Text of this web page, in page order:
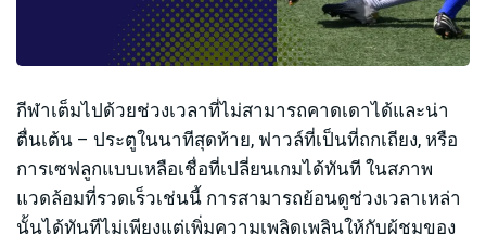
กีฬาเต็มไปด้วยช่วงเวลาที่ไม่สามารถคาดเดาได้และน่า
ตื่นเต้น – ประตูในนาทีสุดท้าย, ฟาวล์ที่เป็นที่ถกเถียง, หรือ
การเซฟลูกแบบเหลือเชื่อที่เปลี่ยนเกมได้ทันที ในสภาพ
แวดล้อมที่รวดเร็วเช่นนี้ การสามารถย้อนดูช่วงเวลาเหล่า
นั้นได้ทันทีไม่เพียงแต่เพิ่มความเพลิดเพลินให้กับผู้ชมของ